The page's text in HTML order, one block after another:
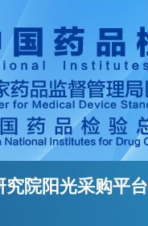
究院阳光采购平台